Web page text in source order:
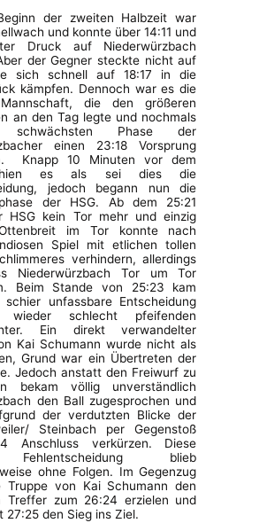
der zweiten Halbzeit war
und konnte über 14:11 und
Druck auf Niederwürzbach
der Gegner steckte nicht auf
sich schnell auf 18:17 in die
kämpfen. Dennoch war es die
die den größeren
an den Tag legte und nochmals
Phase der
einen 23:18 Vorsprung
Knapp 10 Minuten vor dem
es als sei dies die
jedoch begann nun die
der HSG. Ab dem 25:21
HSG kein Tor mehr und einzig
im Tor konnte nach
Spiel mit etlichen tollen
verhindern, allerdings
Niederwürzbach Tor um Tor
Beim Stande von 25:23 kam
unfassbare Entscheidung
schlecht pfeifenden
Ein direkt verwandelter
Kai Schumann wurde nicht als
Grund war ein Übertreten der
Jedoch anstatt den Freiwurf zu
bekam völlig unverständlich
den Ball zugesprochen und
der verdutzten Blicke der
Steinbach per Gegenstoß
Anschluss verkürzen. Diese
blieb
ohne Folgen. Im Gegenzug
Truppe von Kai Schumann den
Treffer zum 26:24 erzielen und
27:25 den Sieg ins Ziel.